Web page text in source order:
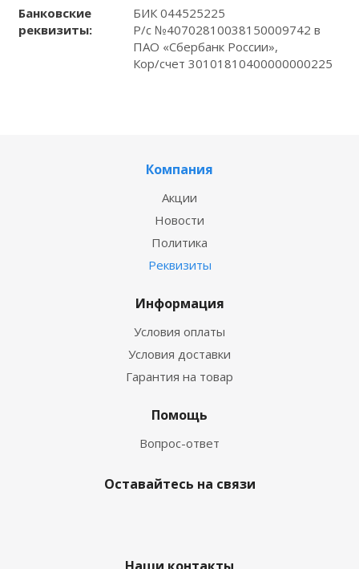
Банковские
реквизиты:
БИК 044525225
Р/с №40702810038150009742 в
ПАО «Сбербанк России»,
Кор/счет 30101810400000000225
Компания
Акции
Новости
Политика
Реквизиты
Информация
Условия оплаты
Условия доставки
Гарантия на товар
Помощь
Вопрос-ответ
Оставайтесь на связи